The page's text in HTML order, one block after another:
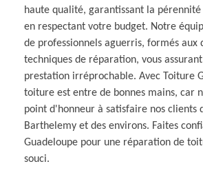
haute qualité, garantissant la
en respectant votre budget. Notre
de professionnels aguerris, formés aux
techniques de réparation, vous
prestation irréprochable. Avec Toiture
toiture est entre de bonnes mains, car
point d'honneur à satisfaire nos clients
Barthelemy et des environs. Faites
Guadeloupe pour une réparation de
souci.